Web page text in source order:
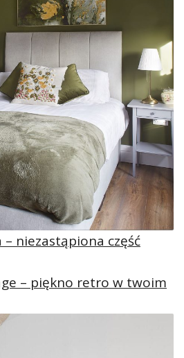
– niezastąpiona część
– piękno retro w twoim